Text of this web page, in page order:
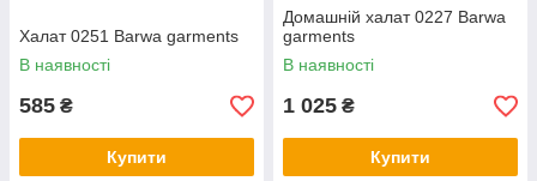
Халат 0251 Barwa garments
В наявності
585 ₴
Купити
Домашній халат 0227 Barwa
garments
В наявності
1 025 ₴
Купити